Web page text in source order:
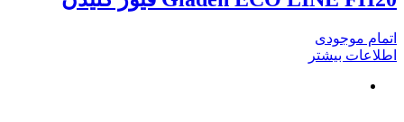
اتمام موجودی
اطلاعات بیشتر